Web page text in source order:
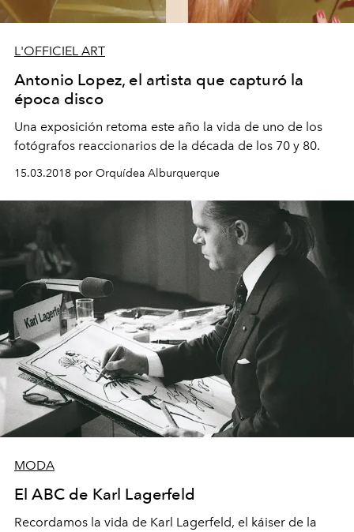
L'OFFICIEL ART
Antonio Lopez, el artista que capturó la
época disco
Una exposición retoma este año la vida de uno de los
fotógrafos reaccionarios de la década de los 70 y 80.
15.03.2018 por Orquídea Alburquerque
MODA
El ABC de Karl Lagerfeld
Recordamos la vida de Karl Lagerfeld, el káiser de la